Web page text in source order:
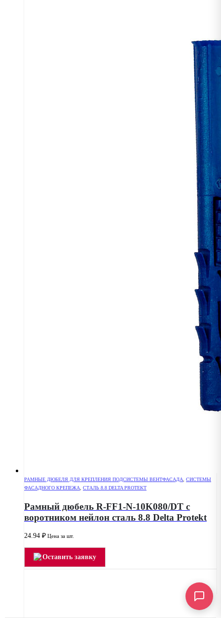
РАМНЫЕ ДЮБЕЛЯ ДЛЯ КРЕПЛЕНИЯ ПОДСИСТЕМЫ ВЕНТФАСАДА
СИСТЕМЫ
ФАСАДНОГО КРЕПЕЖА
СТАЛЬ 8.8 DELTA PROTEKT
Рамный дюбель R-FF1-N-10K080/DT с
воротником нейлон сталь 8.8 Delta Protekt
24.94 ₽ Цена за шт.
Оставить заявку